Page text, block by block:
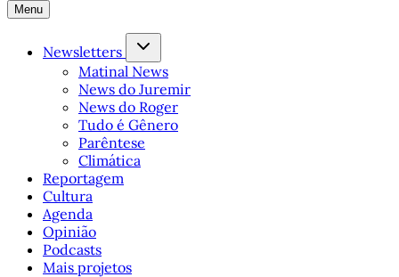
Menu
Newsletters
Matinal News
News do Juremir
News do Roger
Tudo é Gênero
Parêntese
Climática
Reportagem
Cultura
Agenda
Opinião
Podcasts
Mais projetos